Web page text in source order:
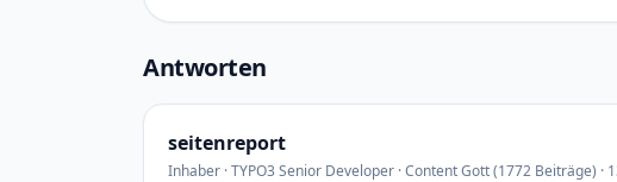
Antworten
seitenreport
Inhaber · TYPO3 Senior Developer · Content Gott (1772 Beiträge) ·